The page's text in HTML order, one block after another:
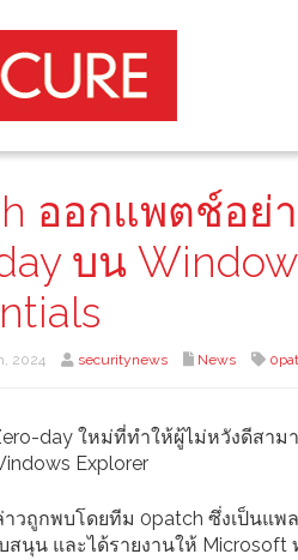
ออกแพตช์อย่
บน
2024 securitynews News
day ใหม่ที่ทำให้ผู้ไม่หวังดีสาม
Explorer
วถูกพบโดยทีม 0patch ซึ่งเป็นแ
นุน และได้รายงานให้